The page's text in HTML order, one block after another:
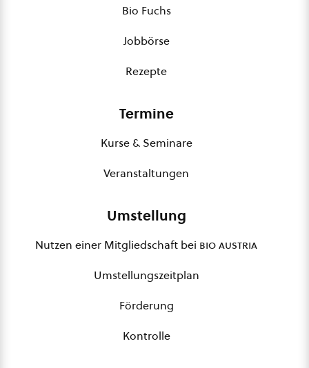
Bio Fuchs
Jobbörse
Rezepte
Termine
Kurse & Seminare
Veranstaltungen
Umstellung
Nutzen einer Mitgliedschaft bei bio austria
Umstellungszeitplan
Förderung
Kontrolle